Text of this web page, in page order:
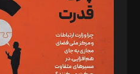
رستمی،مصطفی باستان
ویرایش: نگار استاد‌‌آقا
طراح یونیفرم: مجید توکلی
فیلمبرداری و عکاسی: امیر شفیعی،